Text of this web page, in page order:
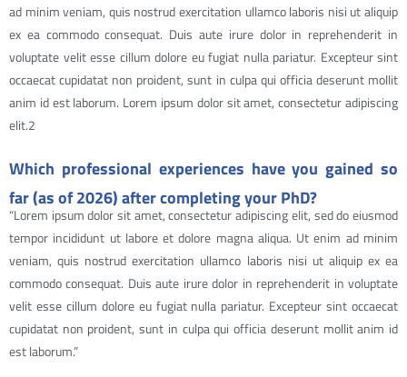
ad minim veniam, quis nostrud exercitation ullamco laboris nisi ut aliquip
ex ea commodo consequat. Duis aute irure dolor in reprehenderit in
voluptate velit esse cillum dolore eu fugiat nulla pariatur. Excepteur sint
occaecat cupidatat non proident, sunt in culpa qui officia deserunt mollit
anim id est laborum. Lorem ipsum dolor sit amet, consectetur adipiscing
elit.2
Which professional experiences have you gained so
far (as of 2026) after completing your PhD?
“Lorem ipsum dolor sit amet, consectetur adipiscing elit, sed do eiusmod
tempor incididunt ut labore et dolore magna aliqua. Ut enim ad minim
veniam, quis nostrud exercitation ullamco laboris nisi ut aliquip ex ea
commodo consequat. Duis aute irure dolor in reprehenderit in voluptate
velit esse cillum dolore eu fugiat nulla pariatur. Excepteur sint occaecat
cupidatat non proident, sunt in culpa qui officia deserunt mollit anim id
est laborum.”